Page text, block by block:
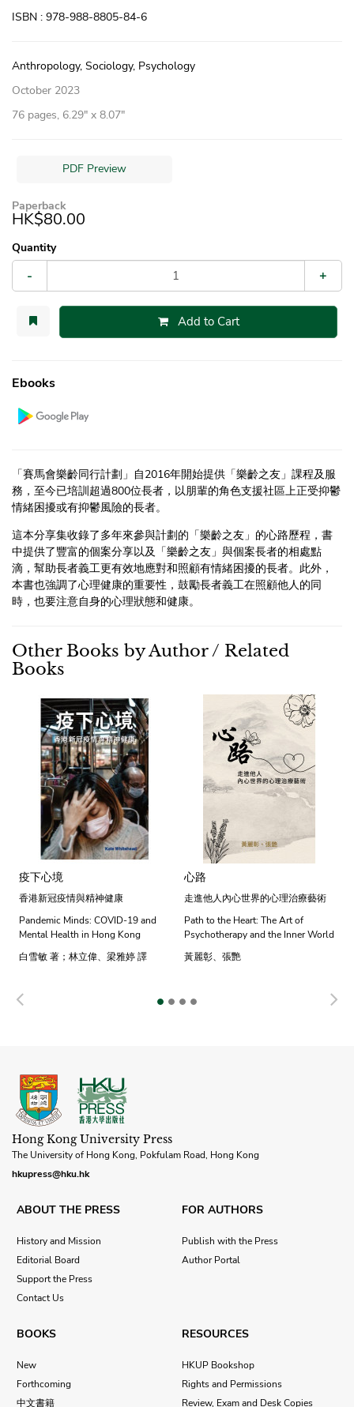
ISBN : 978-988-8805-84-6
Anthropology, Sociology, Psychology
October 2023
76 pages, 6.29″ x 8.07″
PDF Preview
Paperback
HK$80.00
Quantity
- +
Add to Cart
Ebooks
「賽馬會樂齡同行計劃」自2016年開始提供「樂齡之友」課程及服
務，至今已培訓超過800位長者，以朋輩的角色支援社區上正受抑鬱
情緒困擾或有抑鬱風險的長者。
這本分享集收錄了多年來參與計劃的「樂齡之友」的心路歷程，書
中提供了豐富的個案分享以及「樂齡之友」與個案長者的相處點
滴，幫助長者義工更有效地應對和照顧有情緒困擾的長者。此外，
本書也強調了心理健康的重要性，鼓勵長者義工在照顧他人的同
時，也要注意自身的心理狀態和健康。
Other Books by Author / Related
Books
疫下心境
香港新冠疫情與精神健康
Pandemic Minds: COVID-19 and
Mental Health in Hong Kong
白雪敏 著；林立偉、梁雅婷 譯
心路
走進他人內心世界的心理治療藝術
Path to the Heart: The Art of
Psychotherapy and the Inner World
黃麗彰、張艷
Previous
Hong Kong University Press
The University of Hong Kong, Pokfulam Road, Hong Kong
hkupress@hku.hk
ABOUT THE PRESS
History and Mission
Editorial Board
Support the Press
Contact Us
FOR AUTHORS
Publish with the Press
Author Portal
BOOKS
New
Forthcoming
中文書籍
RESOURCES
HKUP Bookshop
Rights and Permissions
Review, Exam and Desk Copies